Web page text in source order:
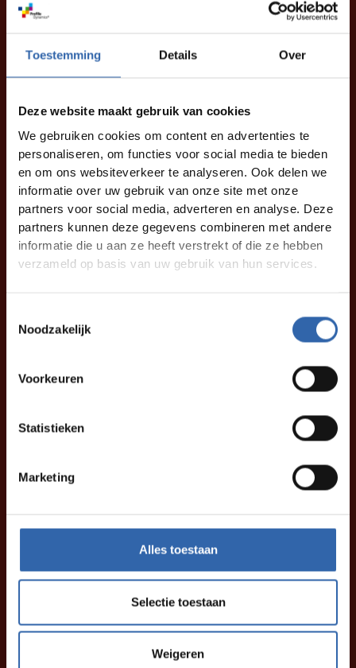
Toestemming Details Over
Deze website maakt gebruik van cookies
We gebruiken cookies om content en advertenties te
personaliseren, om functies voor social media te bieden
en om ons websiteverkeer te analyseren. Ook delen we
informatie over uw gebruik van onze site met onze
partners voor social media, adverteren en analyse. Deze
partners kunnen deze gegevens combineren met andere
informatie die u aan ze heeft verstrekt of die ze hebben
verzameld op basis van uw gebruik van hun services.
Noodzakelijk
Voorkeuren
Statistieken
Marketing
Alles toestaan
Selectie toestaan
Weigeren